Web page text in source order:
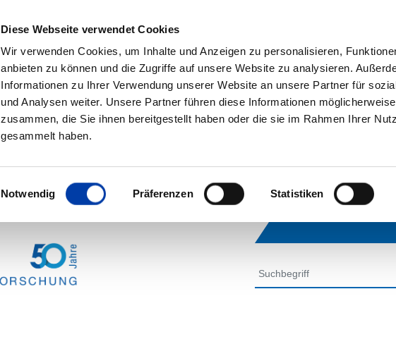
Diese Webseite verwendet Cookies
Wir verwenden Cookies, um Inhalte und Anzeigen zu personalisieren,
anbieten zu können und die Zugriffe auf unsere Website zu analysieren.
Informationen zu Ihrer Verwendung unserer Website an unsere Partner für
und Analysen weiter. Unsere Partner führen diese Informationen
zusammen, die Sie ihnen bereitgestellt haben oder die sie im Rahmen Ihrer
gesammelt haben.
Einwilligungsauswahl
Notwendig Präferenzen Statistiken